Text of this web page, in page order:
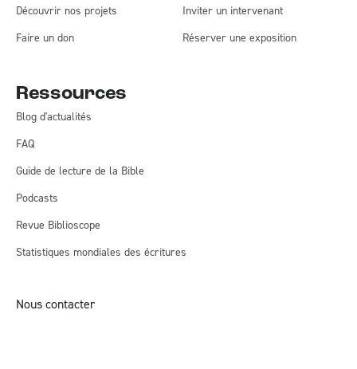
Découvrir nos projets
Faire un don
Inviter un intervenant
Réserver une exposition
Ressources
Blog d'actualités
FAQ
Guide de lecture de la Bible
Podcasts
Revue Biblioscope
Statistiques mondiales des écritures
Nous contacter